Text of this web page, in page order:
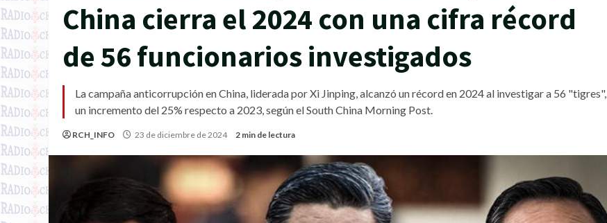
China cierra el 2024 con una cifra récord
de 56 funcionarios investigados
La campaña anticorrupción en China, liderada por Xi Jinping, alcanzó un récord en 2024 al investigar a 56 "tigres",
un incremento del 25% respecto a 2023, según el South China Morning Post.
RCH_INFO 23 de diciembre de 2024 2 min de lectura